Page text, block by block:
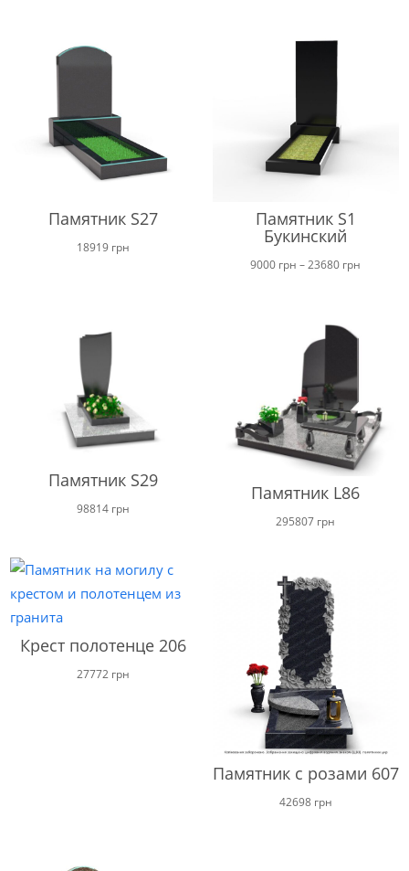
Памятник S27
18919 грн
Памятник S1
Букинский
9000 грн –23680 грн
Памятник S29
98814 грн
Памятник L86
295807 грн
Крест полотенце 206
27772 грн
Памятник с розами 607
42698 грн